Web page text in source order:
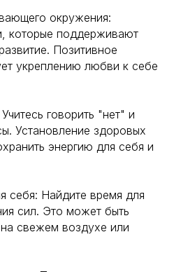
окружения:
которые поддерживают
Позитивное
укреплению любви к себе
говорить "нет" и
Установление здоровых
энергию для себя и
себя: Найдите время для
сил. Это может быть
на свежем воздухе или